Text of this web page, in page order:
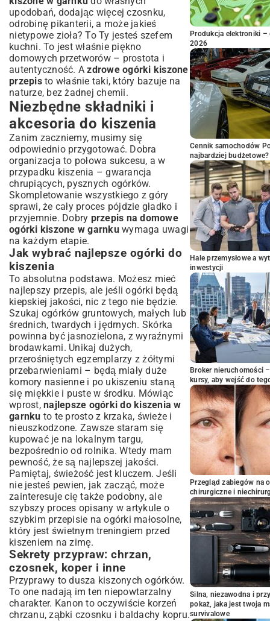
upodobań, dodając więcej czosnku,
odrobinę pikanterii, a może jakieś
nietypowe zioła? To Ty jesteś szefem
kuchni. To jest właśnie piękno
domowych przetworów – prostota i
autentyczność. Azdrowe ogórki kiszone
przepisto właśnie taki, który bazuje na
naturze, bez żadnej chemii.
Niezbędne składniki i
akcesoria do kiszenia
Zanim zaczniemy, musimy się
odpowiednio przygotować. Dobra
organizacja to połowa sukcesu, a w
przypadku kiszenia – gwarancja
chrupiących, pysznych ogórków.
Skompletowanie wszystkiego z góry
sprawi, że cały proces pójdzie gładko i
przyjemnie. Dobry przepis na domowe
ogórki kiszone w garnkuwymaga uwagi
na każdym etapie.
Jak wybrać najlepsze ogórki do
kiszenia
To absolutna podstawa. Możesz mieć
najlepszy przepis, ale jeśli ogórki będą
kiepskiej jakości, nic z tego nie będzie.
Szukaj ogórków gruntowych, małych lub
średnich, twardych i jędrnych. Skórka
powinna być jasnozielona, z wyraźnymi
brodawkami. Unikaj dużych,
przerośniętych egzemplarzy z żółtymi
przebarwieniami – będą miały duże
komory nasienne i po ukiszeniu staną
się miękkie i puste w środku. Mówiąc
wprost, najlepsze ogórki do kiszenia w
garnku to te prosto z krzaka, świeże i
nieuszkodzone. Zawsze staram się
kupować je na lokalnym targu,
bezpośrednio od rolnika. Wtedy mam
pewność, że są najlepszej jakości.
Pamiętaj, świeżość jest kluczem. Jeśli
nie jesteś pewien, jak zacząć, może
zainteresuje cię także podobny, ale
szybszy proces opisany w artykule o
szybkim przepisie na ogórki małosolne,
który jest świetnym treningiem przed
kiszeniem na zimę.
Sekrety przypraw: chrzan,
czosnek, koper i inne
Przyprawy to dusza kiszonych ogórków.
To one nadają im ten niepowtarzalny
charakter. Kanon to oczywiście korzeń
chrzanu, ząbki czosnku i baldachy kopru.
Produkcja elektroniki –
2026
Cennik samochodów
najbardziej budżetowe?
Hale przemysłowe a
inwestycji
Broker nieruchomości
kursy, aby wejść do
Przegląd zabiegów na
chirurgiczne i
Silna, niezawodna i
pokaż, jaka jest twoja
survivalowe